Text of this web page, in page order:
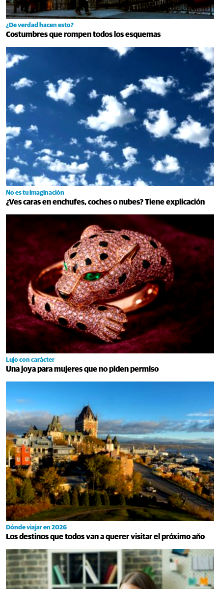
¿De verdad hacen esto?
Costumbres que rompen todos los esquemas
No es tu imaginación
¿Ves caras en enchufes, coches o nubes? Tiene explicación
Lujo con carácter
Una joya para mujeres que no piden permiso
Dónde viajar en 2026
Los destinos que todos van a querer visitar el próximo año